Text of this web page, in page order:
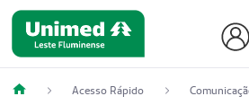
Acesso Rápido